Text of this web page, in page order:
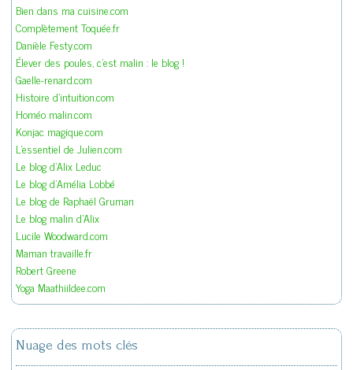
Bien dans ma cuisine.com
Complètement Toquée.fr
Danièle Festy.com
Élever des poules, c'est malin : le blog !
Gaelle-renard.com
Histoire d'intuition.com
Homéo malin.com
Konjac magique.com
L'essentiel de Julien.com
Le blog d'Alix Leduc
Le blog d'Amélia Lobbé
Le blog de Raphaël Gruman
Le blog malin d'Alix
Lucile Woodward.com
Maman travaille.fr
Robert Greene
Yoga Maathiildee.com
Nuage des mots clés